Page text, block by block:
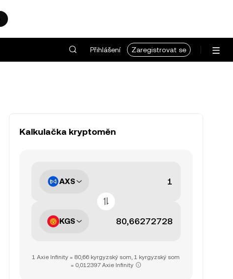
Přihlášení Zaregistrovat se
Kalkulačka kryptoměn
AXS
KGS
1 Axie Infinity = 80,66 kyrgyzský som, 1 kyrgyzský som
= 0,012397 Axie Infinity